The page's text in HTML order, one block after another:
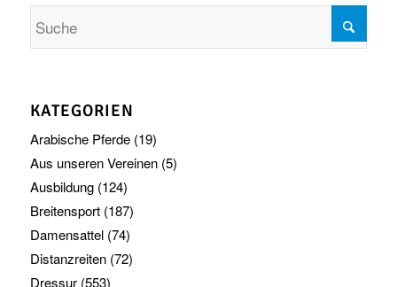
KATEGORIEN
Arabische Pferde(19)
Aus unseren Vereinen(5)
Ausbildung(124)
Breitensport(187)
Damensattel(74)
Distanzreiten(72)
Dressur(553)